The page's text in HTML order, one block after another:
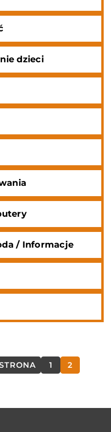
dzieci
/ Informacje
1 2